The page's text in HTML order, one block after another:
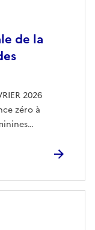
de la
2026
zéro à